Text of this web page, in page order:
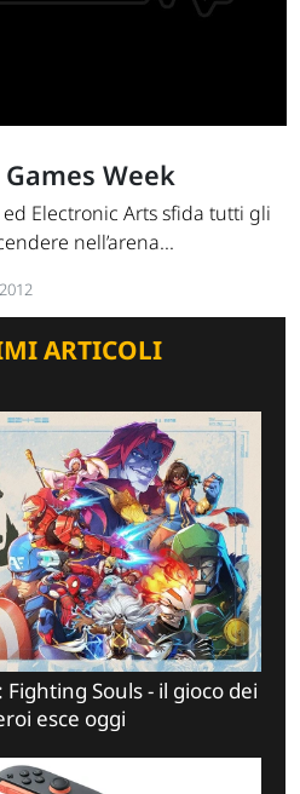
Week
Electronic Arts sfida tutti gli
nell’arena...
ARTICOLI
Souls - il gioco dei
esce oggi